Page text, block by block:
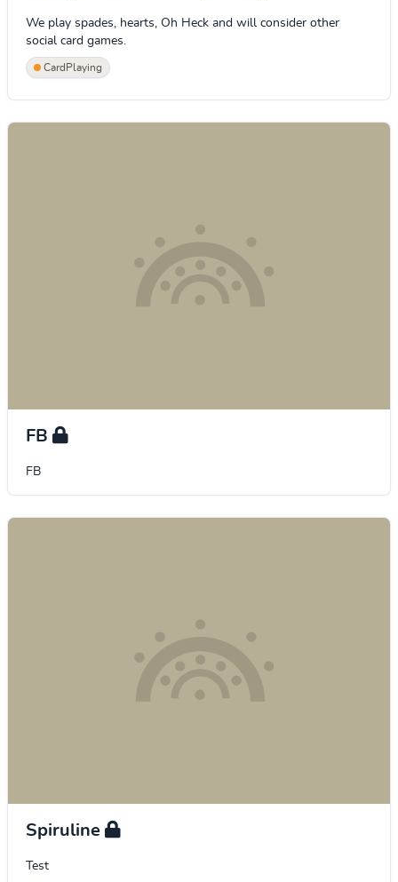
We play spades, hearts, Oh Heck and will consider other
social card games.
CardPlaying
FB
FB
Spiruline
Test